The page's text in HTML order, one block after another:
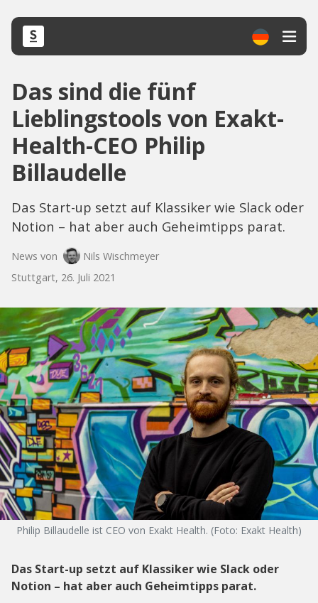
Das sind die fünf
Lieblingstools von Exakt-
Health-CEO Philip
Billaudelle
Das Start-up setzt auf Klassiker wie Slack oder
Notion – hat aber auch Geheimtipps parat.
News von
Nils Wischmeyer
Stuttgart, 26. Juli 2021
Philip Billaudelle ist CEO von Exakt Health. (Foto: Exakt Health)
Das Start-up setzt auf Klassiker wie Slack oder
Notion – hat aber auch Geheimtipps parat.